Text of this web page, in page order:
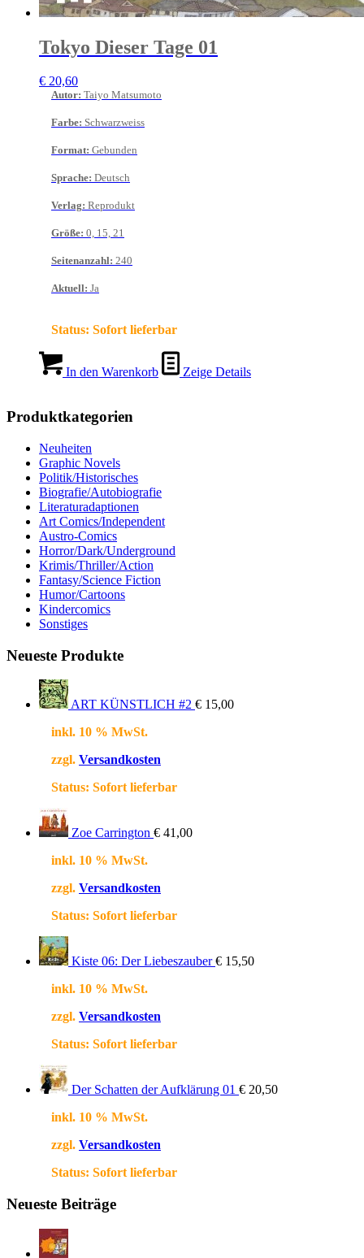
Tokyo Dieser Tage 01
€ 20,60
Autor: Taiyo Matsumoto
Farbe: Schwarzweiss
Format: Gebunden
Sprache: Deutsch
Verlag: Reprodukt
Größe: 0, 15, 21
Seitenanzahl: 240
Aktuell: Ja
Status: Sofort lieferbar
In den Warenkorb Zeige Details
Produktkategorien
Neuheiten
Graphic Novels
Politik/Historisches
Biografie/Autobiografie
Literaturadaptionen
Art Comics/Independent
Austro-Comics
Horror/Dark/Underground
Krimis/Thriller/Action
Fantasy/Science Fiction
Humor/Cartoons
Kindercomics
Sonstiges
Neueste Produkte
ART KÜNSTLICH #2 € 15,00
inkl. 10 % MwSt.
zzgl. Versandkosten
Status: Sofort lieferbar
Zoe Carrington € 41,00
inkl. 10 % MwSt.
zzgl. Versandkosten
Status: Sofort lieferbar
Kiste 06: Der Liebeszauber € 15,50
inkl. 10 % MwSt.
zzgl. Versandkosten
Status: Sofort lieferbar
Der Schatten der Aufklärung 01 € 20,50
inkl. 10 % MwSt.
zzgl. Versandkosten
Status: Sofort lieferbar
Neueste Beiträge